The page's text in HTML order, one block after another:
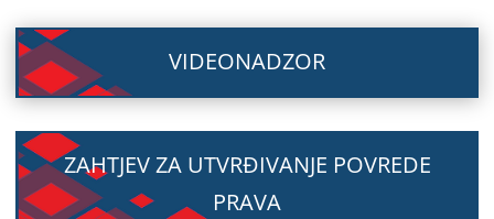
VIDEONADZOR
ZAHTJEV ZA UTVRĐIVANJE POVREDE
PRAVA